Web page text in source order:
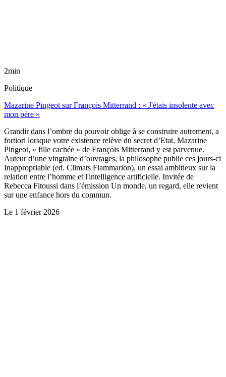
2min
Politique
Mazarine Pingeot sur François Mitterrand : « J'étais insolente avec
mon père »
Grandir dans l’ombre du pouvoir oblige à se construire autrement, a
fortiori lorsque votre existence relève du secret d’Etat. Mazarine
Pingeot, « fille cachée » de François Mitterrand y est parvenue.
Auteur d’une vingtaine d’ouvrages, la philosophe publie ces jours-ci
Inappropriable (ed. Climats Flammarion), un essai ambitieux sur la
relation entre l’homme et l'intelligence artificielle. Invitée de
Rebecca Fitoussi dans l’émission Un monde, un regard, elle revient
sur une enfance hors du commun.
Le 1 février 2026